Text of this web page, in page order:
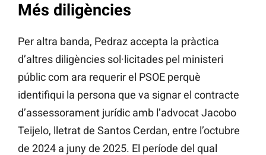
Més diligències
Per altra banda, Pedraz accepta la pràctica
d’altres diligències sol·licitades pel ministeri
públic com ara requerir el PSOE perquè
identifiqui la persona que va signar el contracte
d’assessorament jurídic amb l’advocat Jacobo
Teijelo, lletrat de Santos Cerdan, entre l’octubre
de 2024 a juny de 2025. El període del qual